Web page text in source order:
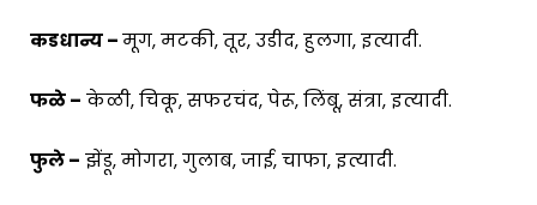
कडधान्य –मूग, मटकी, तूर, उडीद, हुलगा, इत्यादी.
फळे – केळी, चिकू, सफरचंद, पेरू, लिंबू, संत्रा, इत्यादी.
फुले – झेंडू, मोगरा, गुलाब, जाई, चाफा, इत्यादी.